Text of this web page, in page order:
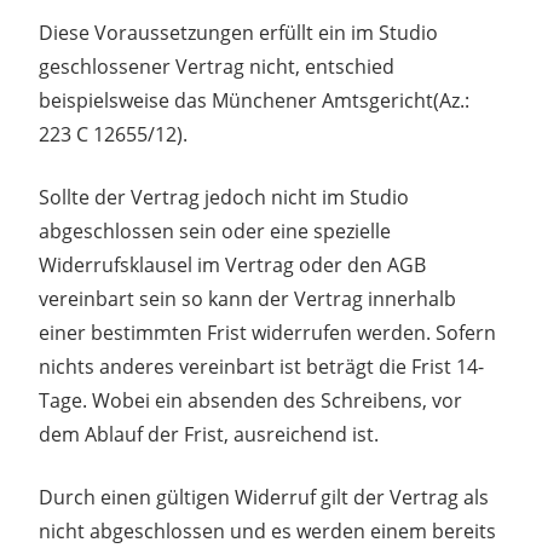
Diese Voraussetzungen erfüllt ein im Studio
geschlossener Vertrag nicht, entschied
beispielsweise das Münchener Amtsgericht(Az.:
223 C 12655/12).
Sollte der Vertrag jedoch nicht im Studio
abgeschlossen sein oder eine spezielle
Widerrufsklausel im Vertrag oder den AGB
vereinbart sein so kann der Vertrag innerhalb
einer bestimmten Frist widerrufen werden. Sofern
nichts anderes vereinbart ist beträgt die Frist 14-
Tage. Wobei ein absenden des Schreibens, vor
dem Ablauf der Frist, ausreichend ist.
Durch einen gültigen Widerruf gilt der Vertrag als
nicht abgeschlossen und es werden einem bereits